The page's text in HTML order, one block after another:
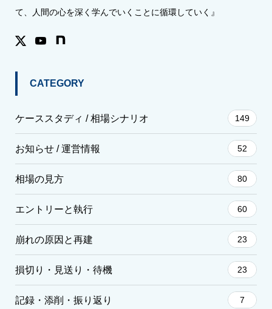
て、人間の心を深く学んでいくことに循環していく』
CATEGORY
ケーススタディ / 相場シナリオ 149
お知らせ / 運営情報 52
相場の見方 80
エントリーと執行 60
崩れの原因と再建 23
損切り・見送り・待機 23
記録・添削・振り返り 7